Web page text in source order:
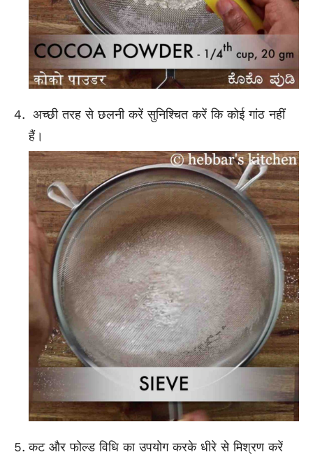
अच्छी तरह से छलनी करें सुनिश्चित करें कि कोई गांठ नहीं
हैं।
कट और फोल्ड विधि का उपयोग करके धीरे से मिश्रण करें